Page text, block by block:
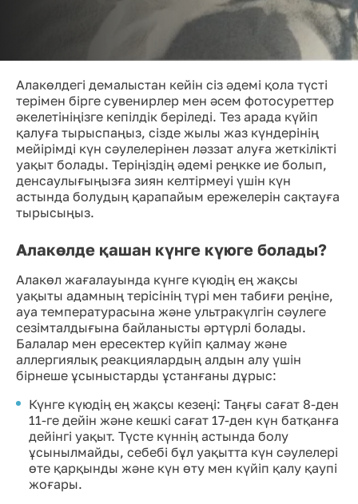
Алакөлдегі демалыстан кейін сіз әдемі қола түсті
терімен бірге сувенирлер мен әсем фотосуреттер
әкелетініңізге кепілдік беріледі. Тез арада күйіп
қалуға тырыспаңыз, сізде жылы жаз күндерінің
мейірімді күн сәулелерінен ләззат алуға жеткілікті
уақыт болады. Теріңіздің әдемі реңкке ие болып,
денсаулығыңызға зиян келтірмеуі үшін күн
астында болудың қарапайым ережелерін сақтауға
тырысыңыз.
Алакөлде қашан күнге күюге болады?
Алакөл жағалауында күнге күюдің ең жақсы
уақыты адамның терісінің түрі мен табиғи реңіне,
ауа температурасына және ультракүлгін сәулеге
сезімталдығына байланысты әртүрлі болады.
Балалар мен ересектер күйіп қалмау және
аллергиялық реакциялардың алдын алу үшін
бірнеше ұсыныстарды ұстанғаны дұрыс:
Күнге күюдің ең жақсы кезеңі: Таңғы сағат 8-ден
11-ге дейін және кешкі сағат 17-ден күн батқанға
дейінгі уақыт. Түсте күннің астында болу
ұсынылмайды, себебі бұл уақытта күн сәулелері
өте қарқынды және күн өту мен күйіп қалу қаупі
жоғары.